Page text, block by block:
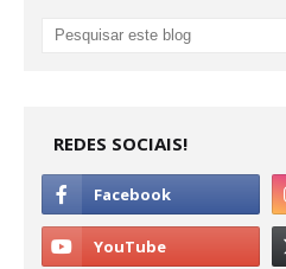
REDES SOCIAIS!